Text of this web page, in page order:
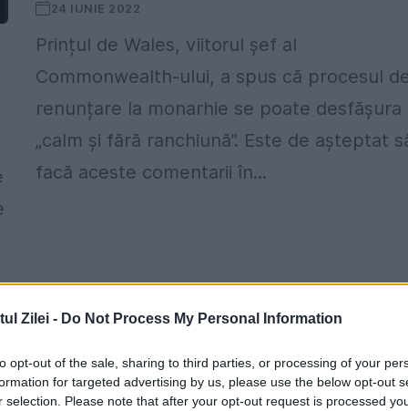
Zilei - Do Not Process My Personal Information
opt-out of the sale, sharing to third parties, or processing of your
for targeted advertising by us, please use the below opt-out
selection. Please note that after your opt-out request is processed
24 IUNIE 2022
Prințul de Wales, viitorul șef al
Commonwealth-ului, a spus că procesul
renunțare la monarhie se poate desfășura
„calm și fără ranchiună”. Este de așteptat
facă aceste comentarii în...